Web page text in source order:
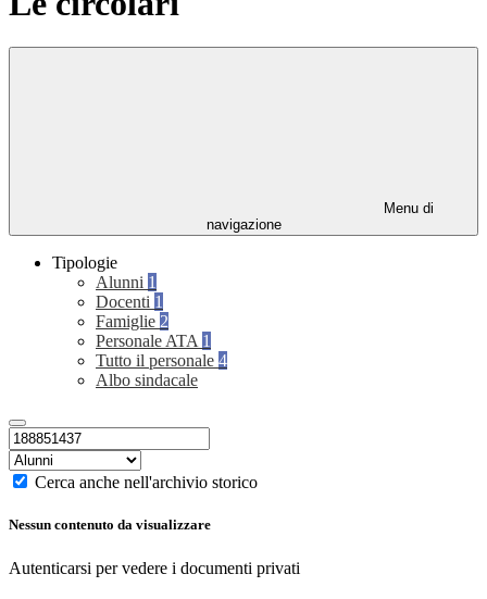
Menu di
navigazione
Tipologie
Alunni 1
Docenti 1
Famiglie 2
Personale ATA 1
Tutto il personale 4
Albo sindacale
Cerca anche nell'archivio storico
Nessun contenuto da visualizzare
Autenticarsi per vedere i documenti privati